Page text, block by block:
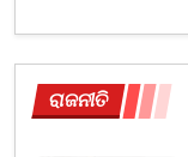
ରାଜନୀତି